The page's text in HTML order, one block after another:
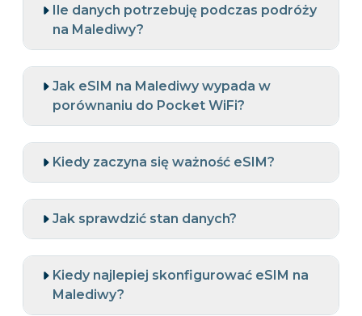
Ile danych potrzebuję podczas podróży
na Malediwy?
Jak eSIM na Malediwy wypada w
porównaniu do Pocket WiFi?
Kiedy zaczyna się ważność eSIM?
Jak sprawdzić stan danych?
Kiedy najlepiej skonfigurować eSIM na
Malediwy?